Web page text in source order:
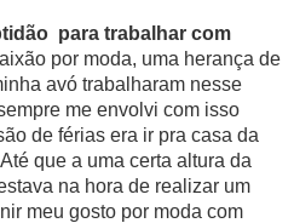
para trabalhar com
por moda, uma herança de
avó trabalharam nesse
me envolvi com isso
de férias era ir pra casa da
que a uma certa altura da
na hora de realizar um
meu gosto por moda com